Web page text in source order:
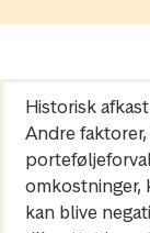
Historisk
Andre
omkostninger,
kan blive